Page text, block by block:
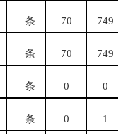
条 70 749
条 70 749
条 0 0
条 0 1